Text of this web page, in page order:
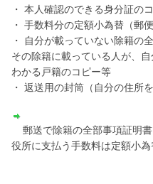
・ 本人確認のできる身分証の
・ 手数料分の定額小為替（郵
・ 自分が載っていない除籍の
その除籍に載っている人が、
わかる戸籍のコピー等
・ 返送用の封筒（自分の住所
郵送で除籍の全部事項証明書
役所に支払う手数料は定額小